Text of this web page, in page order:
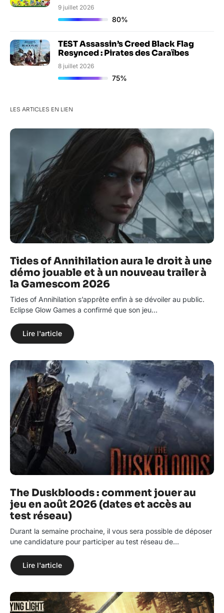
9 juillet 2026
80%
TEST Assassin’s Creed Black Flag
Resynced : Pirates des Caraïbes
8 juillet 2026
75%
LES ARTICLES EN LIEN
Tides of Annihilation aura le droit à une
démo jouable et à un nouveau trailer à
la Gamescom 2026
Tides of Annihilation s’apprête enfin à se dévoiler au public.
Eclipse Glow Games a confirmé que son jeu…
Lire l'article
The Duskbloods : comment jouer au
jeu en août 2026 (dates et accès au
test réseau)
Durant la semaine prochaine, il vous sera possible de déposer
une candidature pour participer au test réseau de…
Lire l'article